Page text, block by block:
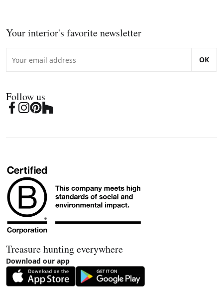
Your interior's favorite newsletter
OK
Follow us
Treasure hunting everywhere
Download our app